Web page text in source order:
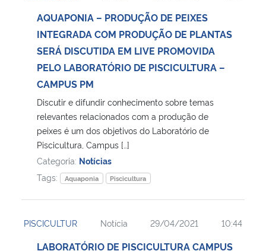
AQUAPONIA – PRODUÇÃO DE PEIXES
INTEGRADA COM PRODUÇÃO DE PLANTAS
SERÁ DISCUTIDA EM LIVE PROMOVIDA
PELO LABORATÓRIO DE PISCICULTURA –
CAMPUS PM
Discutir e difundir conhecimento sobre temas
relevantes relacionados com a produção de
peixes é um dos objetivos do Laboratório de
Piscicultura, Campus […]
Categoria: Notícias
Tags:
Aquaponia Piscicultura
PISCICULTUR Notícia 29/04/2021 10:44
LABORATÓRIO DE PISCICULTURA CAMPUS